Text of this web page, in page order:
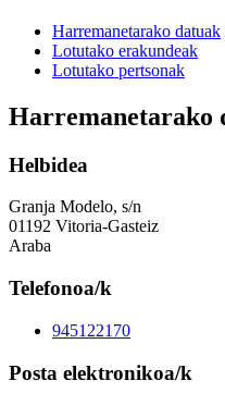
Harremanetarako datuak
Lotutako erakundeak
Lotutako pertsonak
Harremanetarako
Helbidea
Granja Modelo, s/n
01192 Vitoria-Gasteiz
Araba
Telefonoa/k
945122170
Posta elektronikoa/k